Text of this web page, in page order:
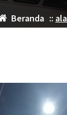
Beranda ::